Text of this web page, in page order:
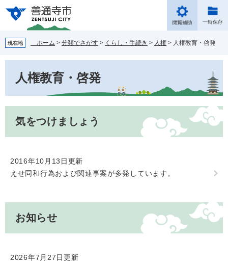
の
先
頭
ー
を
飛
現在地 ホーム > 分類でさがす > くらし・手続き > 人権 > 人権教育・啓発
人権教育・啓発
気をつけましょう
2016年10月13日更新
えせ同和行為および関連事案が多発しています。
お知らせ
2026年7月27日更新